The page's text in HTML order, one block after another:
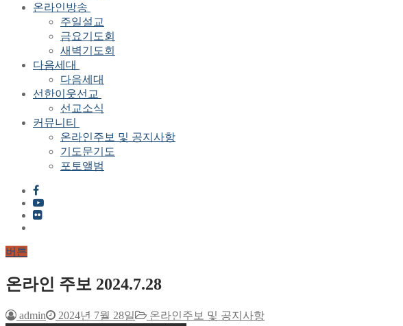
온라인방송
주일설교
금요기도회
새벽기도회
다음세대
다음세대
선한이웃선교
선교소식
커뮤니티
온라인주보 및 공지사항
기도문기도
포토앨범
버튼
온라인 주보 2024.7.28
admin 2024년 7월 28일 온라인주보 및 공지사항